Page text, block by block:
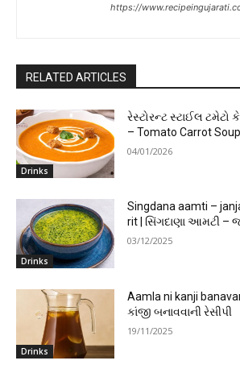
https://
RELATED ARTICLES
Drinks
રેસ્ટોરન્ટ સ્ટાઈલ ટમેટો
– Tomato Carrot
04/01/2026
Drinks
Singdana aamti –
rit | સિંગદાણા આમટી –
03/12/2025
Drinks
Aamla ni kanji
કાંજી બનાવવાની રેસીપી
19/11/2025